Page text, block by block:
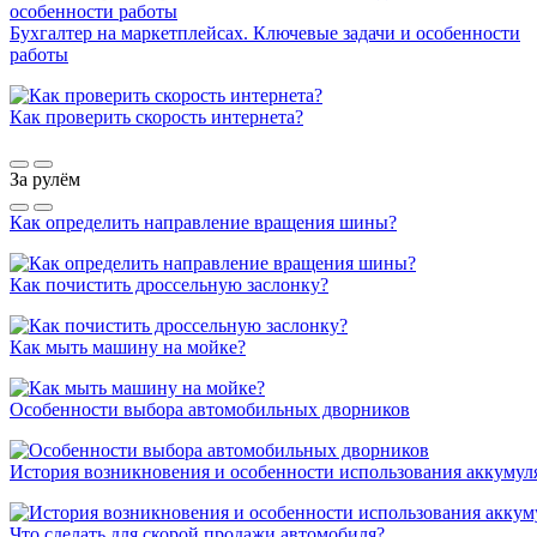
Бухгалтер на маркетплейсах. Ключевые задачи и особенности
работы
Как проверить скорость интернета?
За рулём
Как определить направление вращения шины?
Как почистить дроссельную заслонку?
Как мыть машину на мойке?
Особенности выбора автомобильных дворников
История возникновения и особенности использования